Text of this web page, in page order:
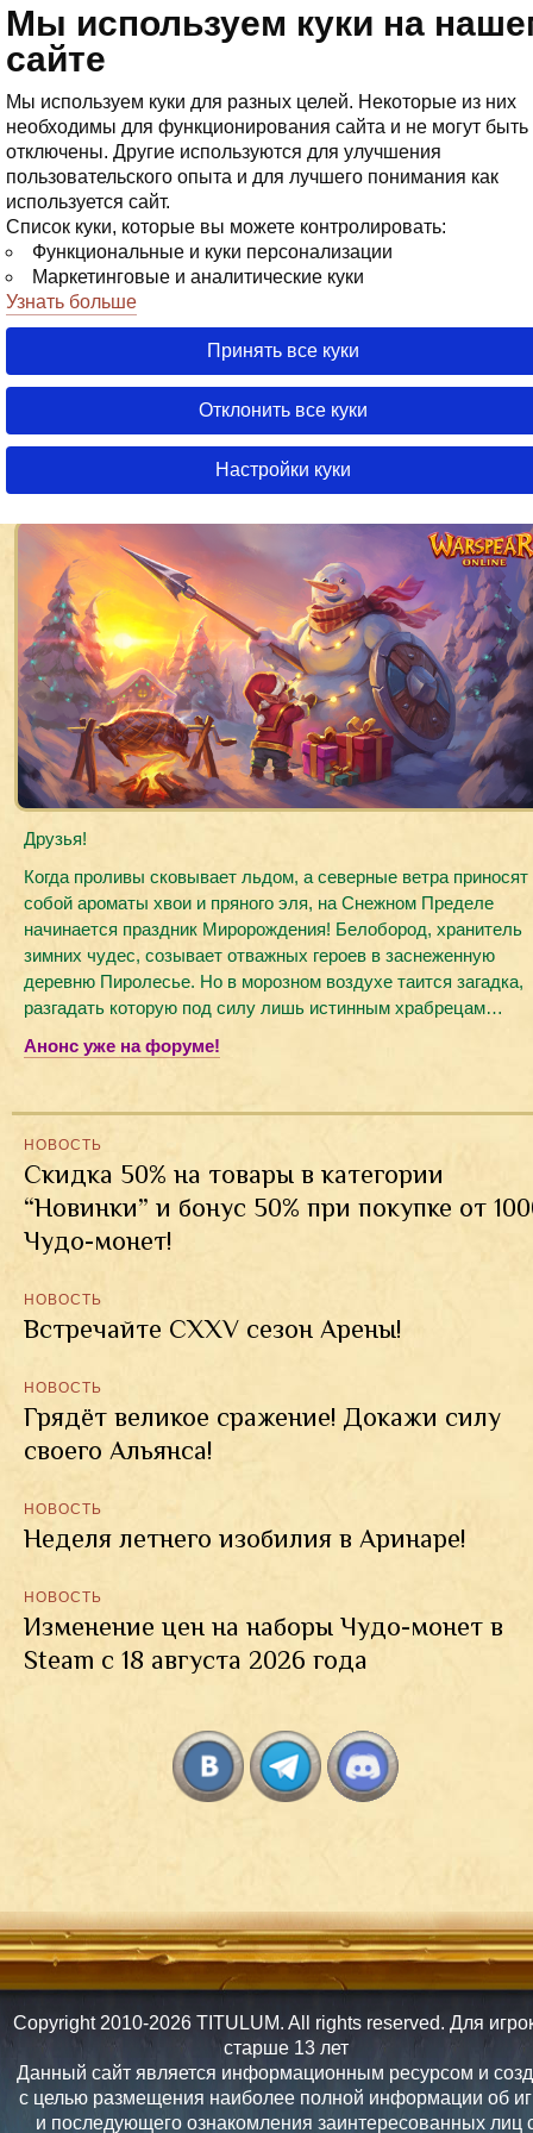
Мы используем куки на
сайте
Мы используем куки для разных целей. Некоторые из них
необходимы для функционирования сайта и не могут быть
отключены. Другие используются для улучшения
пользовательского опыта и для лучшего понимания как
используется сайт.
Список куки, которые вы можете контролировать:
Функциональные и куки персонализации
Маркетинговые и аналитические куки
Узнать больше
Принять все куки
Отклонить все куки
Настройки куки
Обновление Warspear Online 13.2:
Сказания Пиролесья. Анонс. Часть
вторая
15 Декабря 2025
Друзья!
Когда проливы сковывает льдом, а северные ветра приносят
собой ароматы хвои и пряного эля, на Снежном Пределе
начинается праздник Миророждения! Белобород, хранитель
зимних чудес, созывает отважных героев в заснеженную
деревню Пиролесье. Но в морозном воздухе таится загадка,
разгадать которую под силу лишь истинным храбрецам…
Анонс уже на форуме!
НОВОСТЬ
Скидка 50% на товары в категории
“Новинки” и бонус 50% при покупке от
Чудо-монет!
НОВОСТЬ
Встречайте CXXV сезон Арены!
НОВОСТЬ
Грядёт великое сражение! Докажи силу
своего Альянса!
НОВОСТЬ
Неделя летнего изобилия в Аринаре!
03 Августа
НОВОСТЬ
Изменение цен на наборы Чудо-монет в
Steam с 18 августа 2026 года
28 Июля
Copyright 2010-2026 TITULUM. All rights reserved. Для
старше 13 лет
Данный сайт является информационным ресурсом и
с целью размещения наиболее полной информации об
и последующего ознакомления заинтересованных лиц